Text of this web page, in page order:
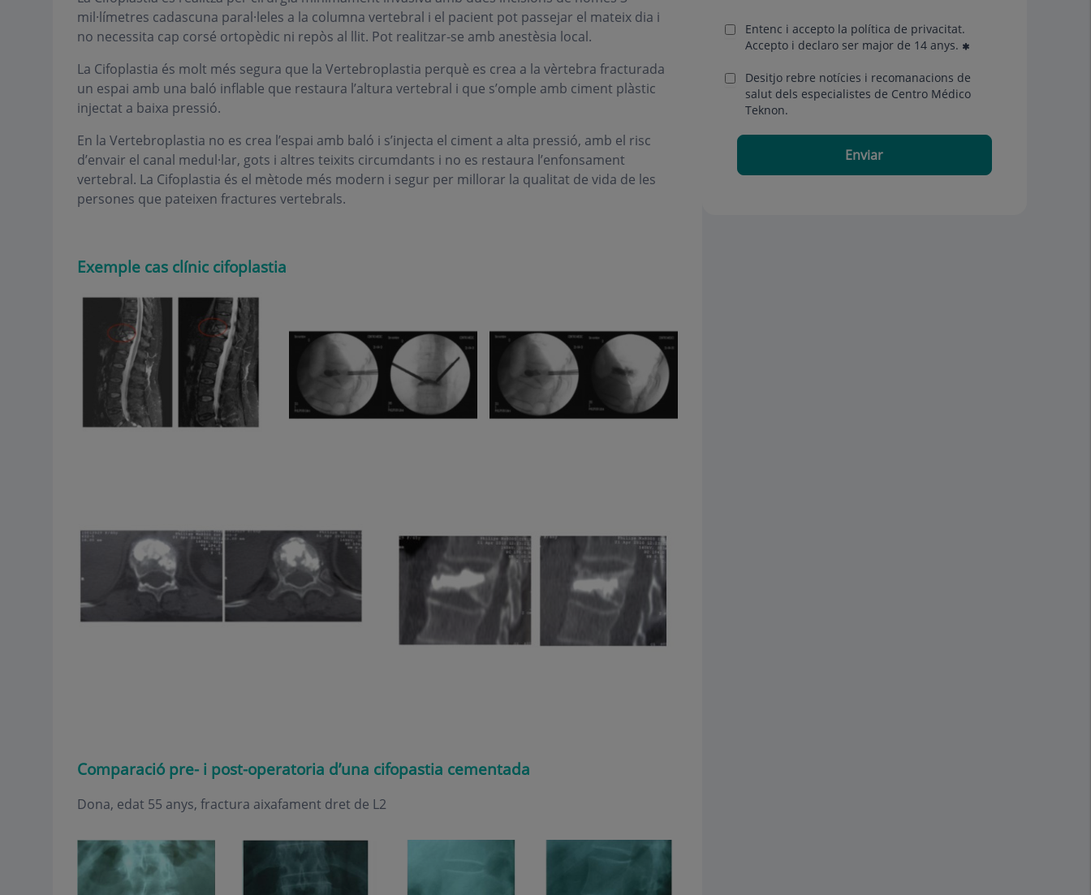
mil·límetres cadascuna paral·leles a la columna vertebral i el pacient pot passejar el mateix dia i
no necessita cap corsé ortopèdic ni repòs al llit. Pot realitzar-se amb anestèsia local.
La Cifoplastia és molt més segura que la Vertebroplastia perquè es crea a la vèrtebra fracturada
un espai amb una baló inflable que restaura l’altura vertebral i que s’omple amb ciment plàstic
injectat a baixa pressió.
En la Vertebroplastia no es crea l’espai amb baló i s’injecta el ciment a alta pressió, amb el risc
d’envair el canal medul·lar, gots i altres teixits circumdants i no es restaura l’enfonsament
vertebral. La Cifoplastia és el mètode més modern i segur per millorar la qualitat de vida de les
persones que pateixen fractures vertebrals.
Exemple cas clínic cifoplastia
Comparació pre- i post-operatoria d’una cifopastia cementada
Dona, edat 55 anys, fractura aixafament dret de L2
Entenc i accepto la política de privacitat.
Accepto i declaro ser major de 14 anys.
Desitjo rebre notícies i recomanacions de
salut dels especialistes de Centro Médico
Teknon.
Enviar